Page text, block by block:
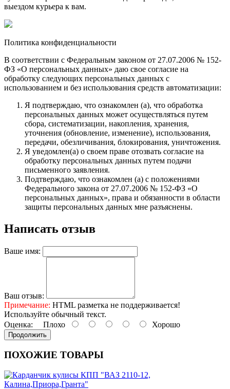
выездом курьера к вам.
Политика конфиденциальности
В соответствии с Федеральным законом от 27.07.2006 № 152-
ФЗ «О персональных данных» даю свое согласие на
обработку следующих персональных данных с
использованием и без использования средств автоматизации:
Я подтверждаю, что ознакомлен (а), что обработка
персональных данных может осуществляться путем
сбора, систематизации, накопления, хранения,
уточнения (обновление, изменение), использования,
передачи, обезличивания, блокирования, уничтожения.
Я уведомлен(а) о своем праве отозвать согласие на
обработку персональных данных путем подачи
письменного заявления.
Подтверждаю, что ознакомлен (а) с положениями
Федерального закона от 27.07.2006 № 152-ФЗ «О
персональных данных», права и обязанности в области
защиты персональных данных мне разъяснены.
Написать отзыв
Ваше имя:
Ваш отзыв:
Примечание: HTML разметка не поддерживается!
Используйте обычный текст.
Оценка: Плохо Хорошо
Продолжить
ПОХОЖИЕ ТОВАРЫ